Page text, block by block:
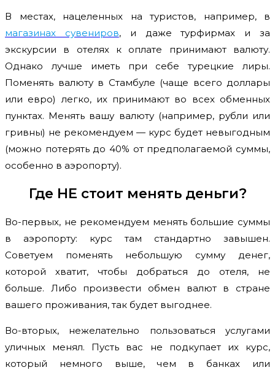
В местах, нацеленных на туристов, например, в
магазинах сувениров, и даже турфирмах и за
экскурсии в отелях к оплате принимают валюту.
Однако лучше иметь при себе турецкие лиры.
Поменять валюту в Стамбуле (чаще всего доллары
или евро) легко, их принимают во всех обменных
пунктах. Менять вашу валюту (например, рубли или
гривны) не рекомендуем — курс будет невыгодным
(можно потерять до 40% от предполагаемой суммы,
особенно в аэропорту).
Где НЕ стоит менять деньги?
Во-первых, не рекомендуем менять большие суммы
в аэропорту: курс там стандартно завышен.
Советуем поменять небольшую сумму денег,
которой хватит, чтобы добраться до отеля, не
больше. Либо произвести обмен валют в стране
вашего проживания, так будет выгоднее.
Во-вторых, нежелательно пользоваться услугами
уличных менял. Пусть вас не подкупает их курс,
который немного выше, чем в банках или